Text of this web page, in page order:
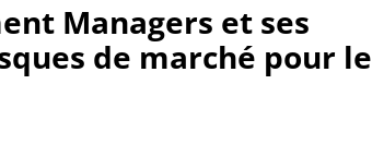
Managers et ses
de marché pour le